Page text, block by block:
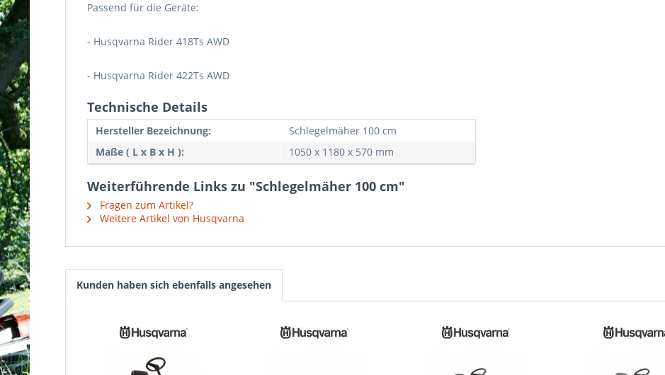
Passend für die Geräte:
- Husqvarna Rider 418Ts AWD
- Husqvarna Rider 422Ts AWD
Technische Details
Hersteller Bezeichnung:
Schlegelmäher 100 cm
Maße ( L x B x H ):
1050 x 1180 x 570 mm
Weiterführende Links zu "Schlegelmäher 100 cm"
Fragen zum Artikel?
Weitere Artikel von Husqvarna
Kunden haben sich ebenfalls angesehen